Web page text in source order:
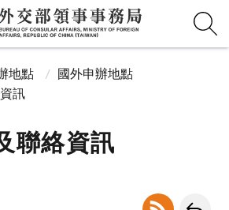
地點
國外申辦地點
訊
聯絡資訊